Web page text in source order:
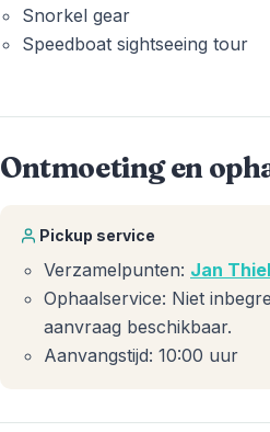
Snorkel gear
Speedboat sightseeing tour
Ontmoeting en
Pickup service
Verzamelpunten: Jan
Ophaalservice: Niet
aanvraag beschikbaar.
Aanvangstijd: 10:00 uur